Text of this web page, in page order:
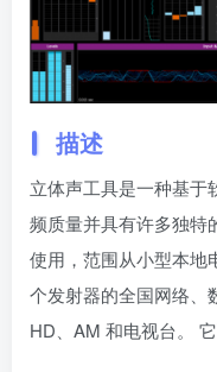
描述
立体声工具是一种基于
频质量并具有许多独特
使用，范围从小型本地
个发射器的全国网络、
HD、AM 和电视台。